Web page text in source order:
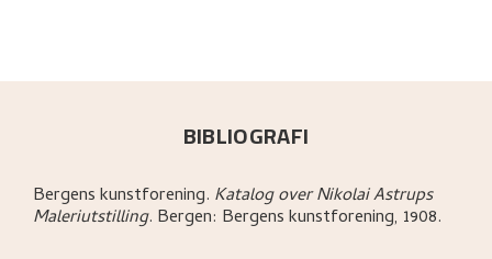
BIBLIOGRAFI
Bergens kunstforening. Katalog over Nikolai Astrups
Maleriutstilling. Bergen: Bergens kunstforening, 1908.